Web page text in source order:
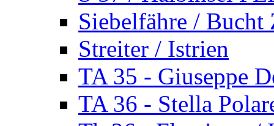
Siebelfähre / Bucht
Streiter / Istrien
TA 35 - Giuseppe
TA 36 - Stella